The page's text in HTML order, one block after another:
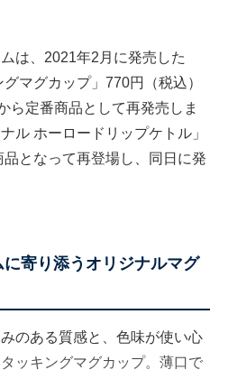
は、2021年2月に発売した
マグカップ」770円（税込）
ら定番商品として再発売しま
ル ホーロードリップケトル」
となって再登場し、同日に発
寄り添うオリジナルマグ
のある質感と、色味が使い心
ッキングマグカップ。薄口で